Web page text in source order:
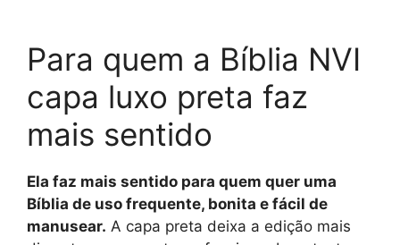
Para quem a Bíblia NVI
capa luxo preta faz
mais sentido
Ela faz mais sentido para quem quer uma
Bíblia de uso frequente, bonita e fácil de
manusear. A capa preta deixa a edição mais